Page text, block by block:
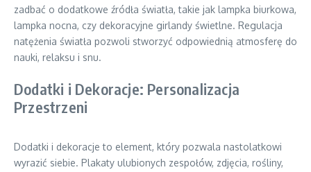
zadbać o dodatkowe źródła światła, takie jak lampka biurkowa,
lampka nocna, czy dekoracyjne girlandy świetlne. Regulacja
natężenia światła pozwoli stworzyć odpowiednią atmosferę do
nauki, relaksu i snu.
Dodatki i Dekoracje: Personalizacja
Przestrzeni
Dodatki i dekoracje to element, który pozwala nastolatkowi
wyrazić siebie. Plakaty ulubionych zespołów, zdjęcia, rośliny,